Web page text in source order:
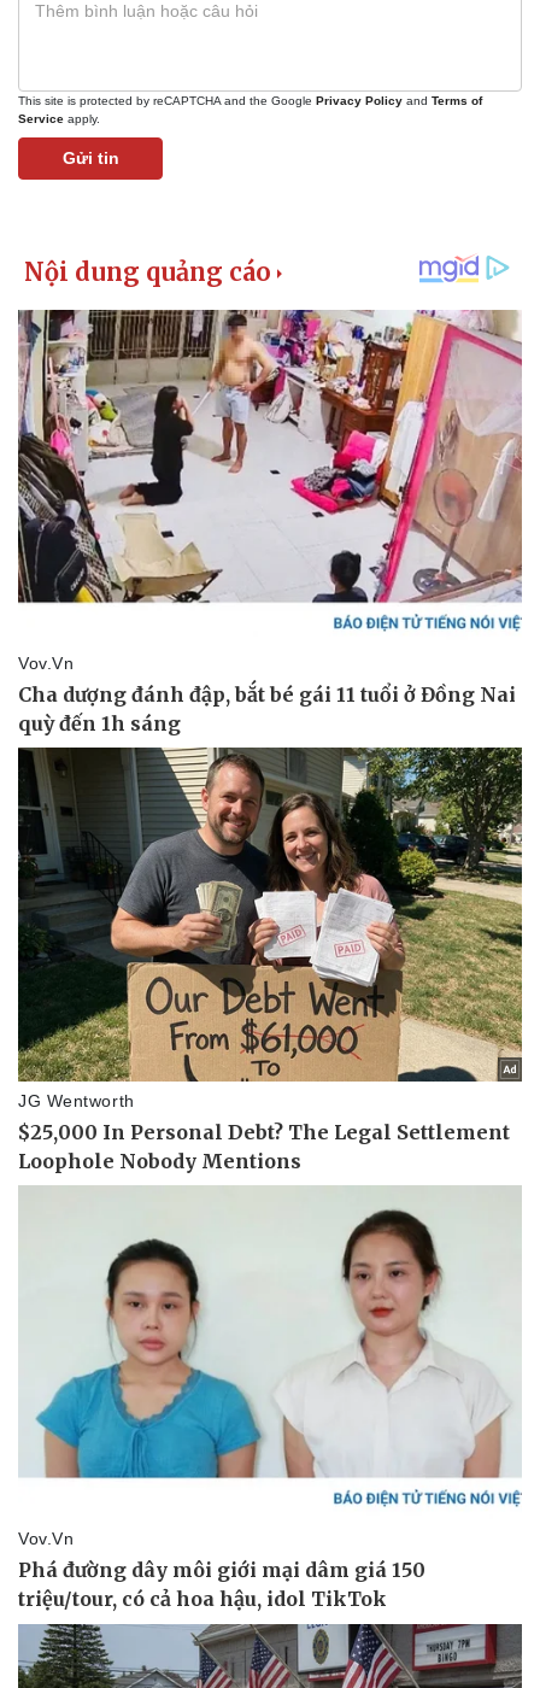
Pháp luật
Vụ án
Tin nóng
Tư vấn luật
Quân sự - Quốc phòng
Vũ khí
Việt Nam
Phân tích
This site is protected by reCAPTCHA and the Google Privacy Policy and Terms of
Service apply.
Gửi tin